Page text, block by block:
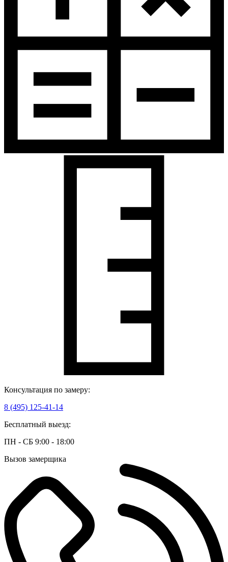
Консультация по замеру:
8 (495) 125-41-14
Бесплатный выезд:
ПН - СБ 9:00 - 18:00
Вызов замерщика